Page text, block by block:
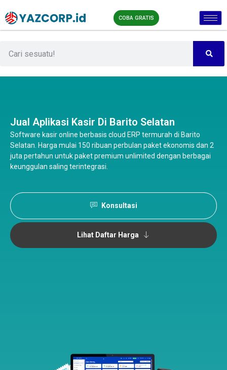
COBA GRATIS
Jual Aplikasi Kasir Di Barito Selatan
Software kasir online berbasis cloud ERP termurah di Barito
Selatan. Harga mulai 150 ribuan perbulan paket ekonomis dan 2
juta pertahun untuk paket premium unlimited dengan berbagai
keunggulan saling terintegrasi.
Konsultasi
Lihat Daftar Harga